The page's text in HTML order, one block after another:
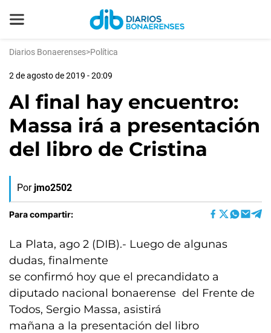
Diarios Bonaerenses>Política
2 de agosto de 2019 - 20:09
Al final hay encuentro:
Massa irá a presentación
del libro de Cristina
Por jmo2502
Para compartir:
La Plata, ago 2 (DIB).- Luego de algunas
dudas, finalmente
se confirmó hoy que el precandidato a
diputado nacional bonaerense del Frente de
Todos, Sergio Massa, asistirá
mañana a la presentación del libro